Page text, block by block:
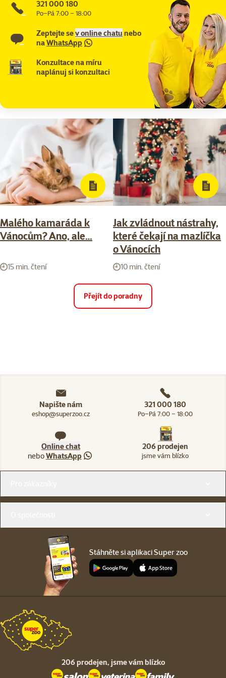
321 000 180
Po–Pá 7:00 – 18:00
Zeptejte sev online chatunebo
naWhatsApp
Konzultace na míru
naplánuj si konzultaci
Malého kamaráda k
Vánocům? Ano, ale…
15 min. čtení
Jak zvládnout nástrahy,
které čekají na mazlíčka
o Vánocích
10 min. čtení
Přejít do poradny
Napište nám
eshop@superzoo.cz
321 000 180
Po–Pá 7:00 – 18:00
Online chat
neboWhatsApp
206 prodejen
jsme vám blízko
Stáhněte si aplikaci Super zoo
206 prodejen, jsme vám blízko